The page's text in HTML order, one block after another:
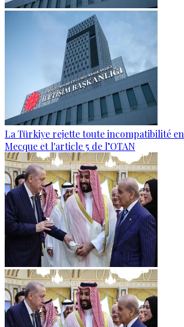
La Türkiye rejette toute incompatibilité
Mecque et l'article 5 de l’OTAN